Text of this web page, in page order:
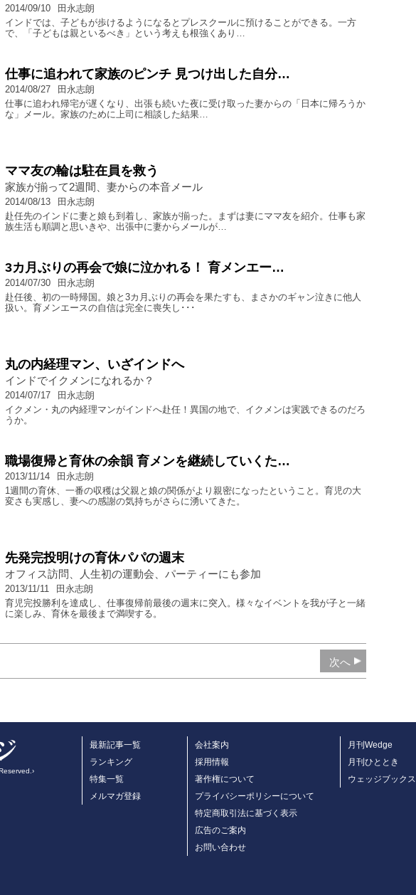
2014/09/10
田永志朗
インドでは、子どもが歩けるようになるとプレスクールに預けることができる。一方
で、「子どもは親といるべき」という考えも根強くあり…
仕事に追われて家族のピンチ 見つけ出した自分…
2014/08/27
田永志朗
仕事に追われ帰宅が遅くなり、出張も続いた夜に受け取った妻からの「日本に帰ろうか
な」メール。家族のために上司に相談した結果…
ママ友の輪は駐在員を救う
家族が揃って2週間、妻からの本音メール
2014/08/13
田永志朗
赴任先のインドに妻と娘も到着し、家族が揃った。まずは妻にママ友を紹介。仕事も家
族生活も順調と思いきや、出張中に妻からメールが…
3カ月ぶりの再会で娘に泣かれる！ 育メンエー…
2014/07/30
田永志朗
赴任後、初の一時帰国。娘と3カ月ぶりの再会を果たすも、まさかのギャン泣きに他人
扱い。育メンエースの自信は完全に喪失し･･･
丸の内経理マン、いざインドへ
インドでイクメンになれるか？
2014/07/17
田永志朗
イクメン・丸の内経理マンがインドへ赴任！異国の地で、イクメンは実践できるのだろ
うか。
職場復帰と育休の余韻 育メンを継続していくた…
2013/11/14
田永志朗
1週間の育休、一番の収穫は父親と娘の関係がより親密になったということ。育児の大
変さも実感し、妻への感謝の気持ちがさらに湧いてきた。
先発完投明けの育休パパの週末
オフィス訪問、人生初の運動会、パーティーにも参加
2013/11/11
田永志朗
育児完投勝利を達成し、仕事復帰前最後の週末に突入。様々なイベントを我が子と一緒
に楽しみ、育休を最後まで満喫する。
次へ
最新記事一覧
ランキング
特集一覧
メルマガ登録
会社案内
採用情報
著作権について
プライバシーポリシーについて
特定商取引法に基づく表示
広告のご案内
お問い合わせ
月刊Wedge
月刊ひととき
ウェッジブックス